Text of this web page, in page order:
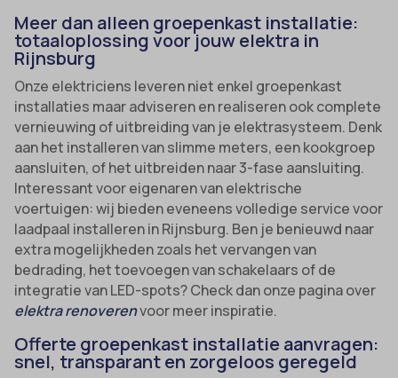
Meer dan alleen groepenkast installatie:
totaaloplossing voor jouw elektra in
Rijnsburg
Onze elektriciens leveren niet enkel groepenkast
installaties maar adviseren en realiseren ook complete
vernieuwing of uitbreiding van je elektrasysteem. Denk
aan het installeren van slimme meters, een kookgroep
aansluiten, of het uitbreiden naar 3-fase aansluiting.
Interessant voor eigenaren van elektrische
voertuigen: wij bieden eveneens volledige service voor
laadpaal installeren in Rijnsburg. Ben je benieuwd naar
extra mogelijkheden zoals het vervangen van
bedrading, het toevoegen van schakelaars of de
integratie van LED-spots? Check dan onze pagina over
elektra renoverenvoor meer inspiratie.
Offerte groepenkast installatie aanvragen:
snel, transparant en zorgeloos geregeld